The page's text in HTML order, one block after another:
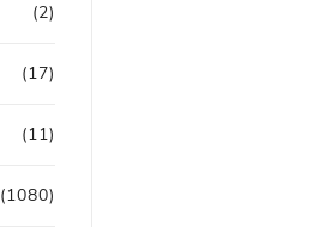
(2)
(17)
(11)
(1080)